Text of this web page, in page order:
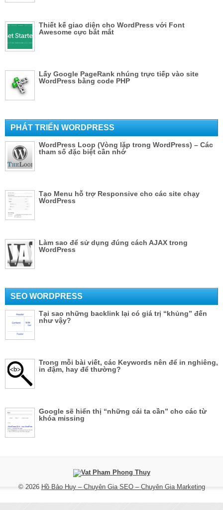
Thiết kế giao diện cho WordPress với Font
Awesome cực bắt mắt
Lấy Google PageRank nhúng trực tiếp vào site
WordPress bằng code PHP
PHÁT TRIỂN WORDPRESS
WordPress Loop (Vòng lặp trong WordPress) – Các
tham số đặc biệt cần nhớ
Tạo Menu hỗ trợ Responsive cho các site chạy
WordPress
Làm sao để sử dụng đúng cách AJAX trong
WordPress
SEO WORDPRESS
Tại sao những backlink lại có giá trị “khủng” đến
như vậy?
Trong mỗi bài viết, các Keywords nên để in nghiêng,
in đậm, hay để thường?
Google sẽ hiển thị “những cái ta cần” cho các từ
khóa missing
© 2026 Hồ Bảo Huy – Chuyên Gia SEO – Chuyên Gia Marketing